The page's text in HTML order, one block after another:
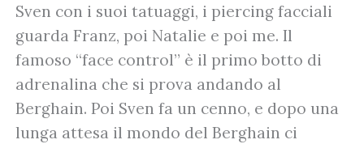
Sven con i suoi tatuaggi, i piercing facciali
guarda Franz, poi Natalie e poi me. Il
famoso “face control” è il primo botto di
adrenalina che si prova andando al
Berghain. Poi Sven fa un cenno, e dopo una
lunga attesa il mondo del Berghain ci